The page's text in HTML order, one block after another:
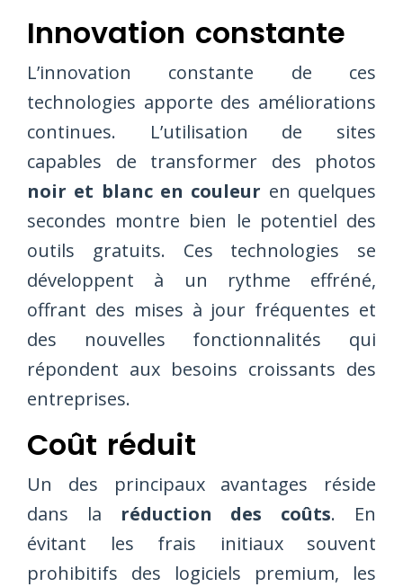
Innovation constante
L’innovation constante de ces
technologies apporte des améliorations
continues. L’utilisation de sites
capables de transformer des photos
noir et blanc en couleur en quelques
secondes montre bien le potentiel des
outils gratuits. Ces technologies se
développent à un rythme effréné,
offrant des mises à jour fréquentes et
des nouvelles fonctionnalités qui
répondent aux besoins croissants des
entreprises.
Coût réduit
Un des principaux avantages réside
dans la réduction des coûts. En
évitant les frais initiaux souvent
prohibitifs des logiciels premium, les